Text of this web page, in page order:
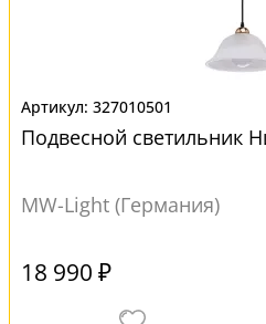
327010501
Подвесной светильник
MW-Light (Германия)
18 990 ₽